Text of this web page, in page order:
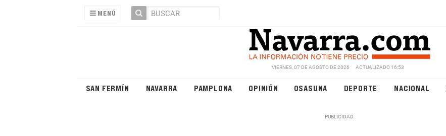
MENÚ
VIERNES, 07 DE AGOSTO DE 2026 ACTUALIZADO 16:53
SAN FERMÍN NAVARRA PAMPLONA OPINIÓN OSASUNA DEPORTE NACIONAL